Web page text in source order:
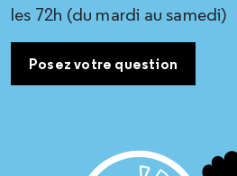
les 72h (du mardi au samedi)
Posez votre question